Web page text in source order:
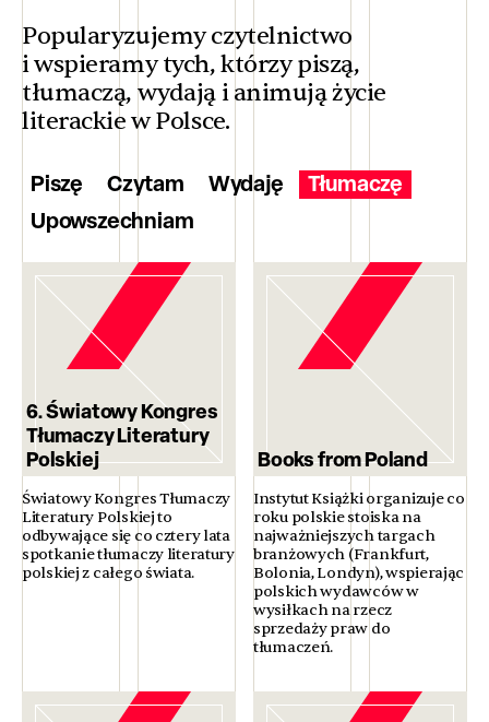
Popularyzujemy czytelnictwo
i wspieramy tych, którzy piszą,
tłumaczą, wydają i animują życie
literackie w Polsce.
Piszę Czytam Wydaję
Tłumaczę
Upowszechniam
6. Światowy Kongres
Tłumaczy Literatury
Polskiej
Światowy Kongres Tłumaczy
Literatury Polskiej to
odbywające się co cztery lata
spotkanie tłumaczy literatury
polskiej z całego świata.
Books from Poland
Instytut Książki organizuje co
roku polskie stoiska na
najważniejszych targach
branżowych (Frankfurt,
Bolonia, Londyn), wspierając
polskich wydawców w
wysiłkach na rzecz
sprzedaży praw do
tłumaczeń.